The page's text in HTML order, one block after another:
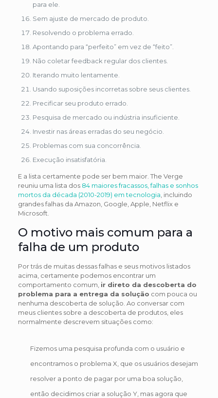
para ele.
Sem ajuste de mercado de produto.
Resolvendo o problema errado.
Apontando para “perfeito” em vez de “feito”.
Não coletar feedback regular dos clientes.
Iterando muito lentamente.
Usando suposições incorretas sobre seus clientes.
Precificar seu produto errado.
Pesquisa de mercado ou indústria insuficiente.
Investir nas áreas erradas do seu negócio.
Problemas com sua concorrência.
Execução insatisfatória.
E a lista certamente pode ser bem maior. The Verge
reuniu uma lista dos 84 maiores fracassos, falhas e sonhos
mortos da década (2010-2019) em tecnologia , incluindo
grandes falhas da Amazon, Google, Apple, Netflix e
Microsoft.
O motivo mais comum para a
falha de um produto
Por trás de muitas dessas falhas e seus motivos listados
acima, certamente podemos encontrar um
comportamento comum, ir direto da descoberta do
problema para a entrega da solução com pouca ou
nenhuma descoberta de solução. Ao conversar com
meus clientes sobre a descoberta de produtos, eles
normalmente descrevem situações como:
Fizemos uma pesquisa profunda com o usuário e
encontramos o problema X, que os usuários desejam
resolver a ponto de pagar por uma boa solução,
então decidimos criar a solução Y, mas agora que